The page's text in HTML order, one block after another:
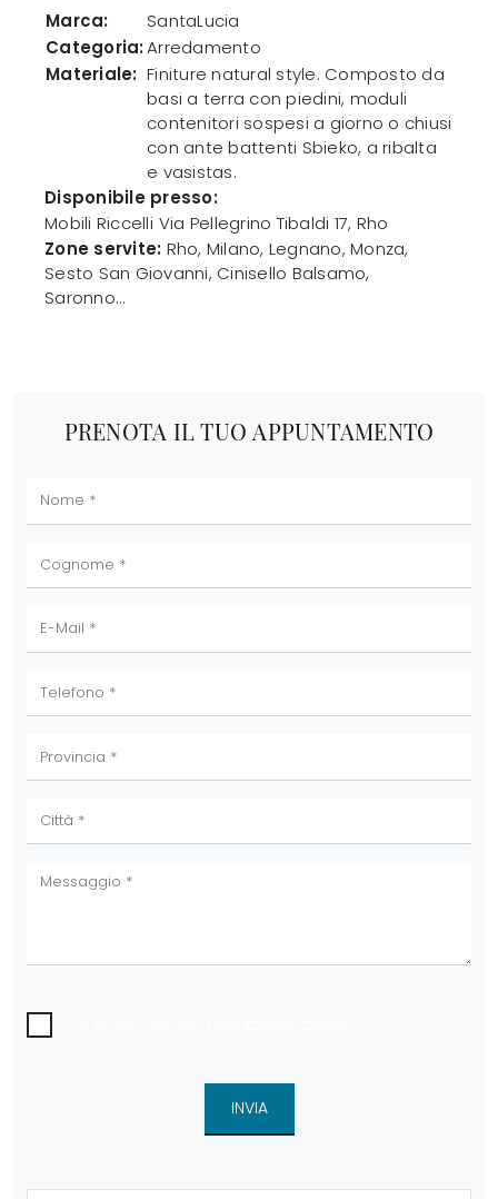
Marca:
SantaLucia
Categoria:Arredamento
Materiale: Finiture natural style. Composto da
basi a terra con piedini, moduli
contenitori sospesi a giorno o chiusi
con ante battenti Sbieko, a ribalta
e vasistas.
Disponibile presso:
Mobili Riccelli Via Pellegrino Tibaldi 17, Rho
Zone servite: Rho, Milano, Legnano, Monza,
Sesto San Giovanni, Cinisello Balsamo,
Saronno...
PRENOTA IL TUO APPUNTAMENTO
INVIA